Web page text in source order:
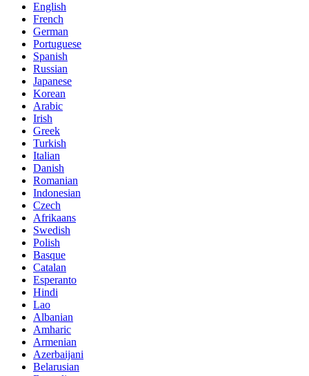
English
French
German
Portuguese
Spanish
Russian
Japanese
Korean
Arabic
Irish
Greek
Turkish
Italian
Danish
Romanian
Indonesian
Czech
Afrikaans
Swedish
Polish
Basque
Catalan
Esperanto
Hindi
Lao
Albanian
Amharic
Armenian
Azerbaijani
Belarusian